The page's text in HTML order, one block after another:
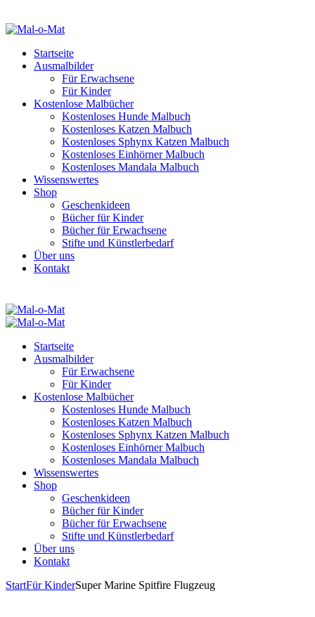
Startseite
Ausmalbilder
Für Erwachsene
Für Kinder
Kostenlose Malbücher
Kostenloses Hunde Malbuch
Kostenloses Katzen Malbuch
Kostenloses Sphynx Katzen Malbuch
Kostenloses Einhörner Malbuch
Kostenloses Mandala Malbuch
Wissenswertes
Shop
Geschenkideen
Bücher für Kinder
Bücher für Erwachsene
Stifte und Künstlerbedarf
Über uns
Kontakt
Startseite
Ausmalbilder
Für Erwachsene
Für Kinder
Kostenlose Malbücher
Kostenloses Hunde Malbuch
Kostenloses Katzen Malbuch
Kostenloses Sphynx Katzen Malbuch
Kostenloses Einhörner Malbuch
Kostenloses Mandala Malbuch
Wissenswertes
Shop
Geschenkideen
Bücher für Kinder
Bücher für Erwachsene
Stifte und Künstlerbedarf
Über uns
Kontakt
StartFür KinderSuper Marine Spitfire Flugzeug